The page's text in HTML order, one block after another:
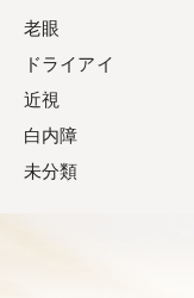
老眼
ドライアイ
近視
白内障
未分類